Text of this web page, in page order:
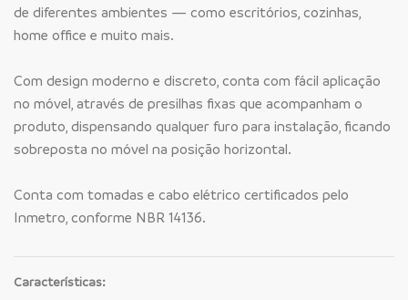
de diferentes ambientes — como escritórios, cozinhas,
home office e muito mais.
Com design moderno e discreto, conta com fácil aplicação
no móvel, através de presilhas fixas que acompanham o
produto, dispensando qualquer furo para instalação, ficando
sobreposta no móvel na posição horizontal.
Conta com tomadas e cabo elétrico certificados pelo
Inmetro, conforme NBR 14136.
Características: